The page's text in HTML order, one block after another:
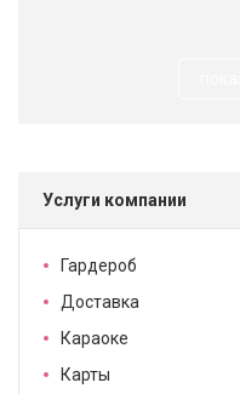
Услуги компании
Гардероб
Доставка
Караоке
Карты